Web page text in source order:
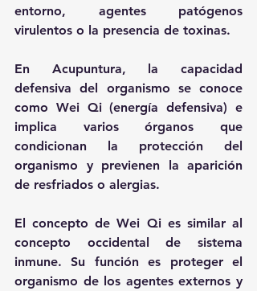
entorno, agentes patógenos
virulentos o la presencia de toxinas.
En Acupuntura, la capacidad
defensiva del organismo se conoce
como Wei Qi (energía defensiva) e
implica varios órganos que
condicionan la protección del
organismo y previenen la aparición
de resfriados o alergias.
El concepto de Wei Qi es similar al
concepto occidental de sistema
inmune. Su función es proteger el
organismo de los agentes externos y